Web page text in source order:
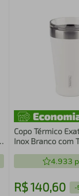
Copo Térmico
Inox Branco com
4.933
R$140,60 -